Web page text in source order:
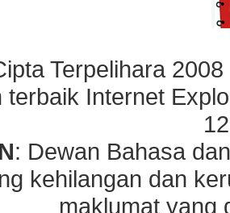
Terpelihara
terbaik Internet
: Dewan Bahasa
kehilangan dan
maklumat yang